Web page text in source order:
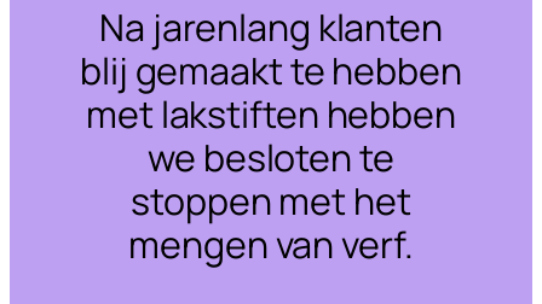
Na jarenlang klanten
blij gemaakt te hebben
met lakstiften hebben
we besloten te
stoppen met het
mengen van verf.